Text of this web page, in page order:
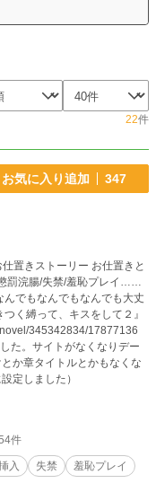
22件
お気に入り追加 347
トーリー お仕置きと
罰浣腸/失禁/羞恥プレイ……
でもなんでもなんでも大丈
345342834/17877136
た。サイトがなくなりデー
か章タイトルとかもなくな
定しました）
件
入 失禁
羞恥プレイ